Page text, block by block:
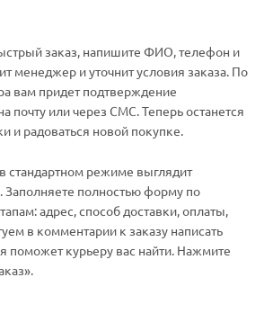
заказ, напишите ФИО, телефон и
менеджер и уточнит условия заказа. По
вам придет подтверждение
почту или через СМС. Теперь останется
и радоваться новой покупке.
стандартном режиме выглядит
полностью форму по
адрес, способ доставки, оплаты,
в комментарии к заказу написать
поможет курьеру вас найти. Нажмите